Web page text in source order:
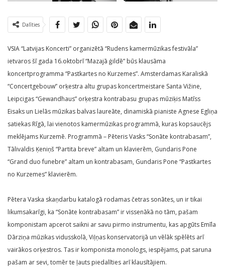
Dalīties
VSIA “Latvijas Koncerti” organizētā “Rudens kamermūzikas festivāla”
ietvaros šī gada 16.oktobrī “Mazajā ģildē” būs klausāma
koncertprogramma “Pastkartes no Kurzemes”. Amsterdamas Karaliskā
“Concertgebouw” orķestra altu grupas koncertmeistare Santa Vižine,
Leipcigas “Gewandhaus” orķestra kontrabasu grupas mūziķis Matīss
Eisaks un Lielās mūzikas balvas laureāte, dinamiskā pianiste Agnese Egliņa
satiekas Rīgā, lai vienotos kamermūzikas programmā, kuras kopsaucējs
meklējams Kurzemē. Programmā – Pēteris Vasks “Sonāte kontrabasam”,
Tālivaldis Ķeniņš “Partita breve” altam un klavierēm, Gundaris Pone
“Grand duo funebre” altam un kontrabasam, Gundaris Pone “Pastkartes
no Kurzemes” klavierēm.
Pētera Vaska skaņdarbu katalogā rodamas četras sonātes, un ir tikai
likumsakarīgi, ka “Sonāte kontrabasam” ir vissenākā no tām, pašam
komponistam apcerot saikni ar savu pirmo instrumentu, kas apgūts Emīla
Dārziņa mūzikas vidusskolā, Viļņas konservatorijā un vēlāk spēlēts arī
vairākos orķestros. Tas ir komponista monologs, iespējams, pat saruna
pašam ar sevi, tomēr te ļauts piedalīties arī klausītājiem.